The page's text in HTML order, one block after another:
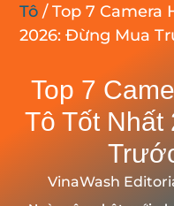
Tô / Top 7 Camera
2026: Đừng Mua
Top 7
Tô Tốt
VinaWash